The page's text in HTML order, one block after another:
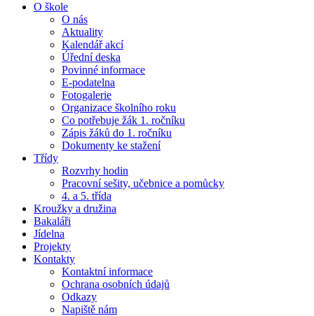
O škole
O nás
Aktuality
Kalendář akcí
Úřední deska
Povinné informace
E-podatelna
Fotogalerie
Organizace školního roku
Co potřebuje žák 1. ročníku
Zápis žáků do 1. ročníku
Dokumenty ke stažení
Třídy
Rozvrhy hodin
Pracovní sešity, učebnice a pomůcky
4. a 5. třída
Kroužky a družina
Bakaláři
Jídelna
Projekty
Kontakty
Kontaktní informace
Ochrana osobních údajů
Odkazy
Napiště nám